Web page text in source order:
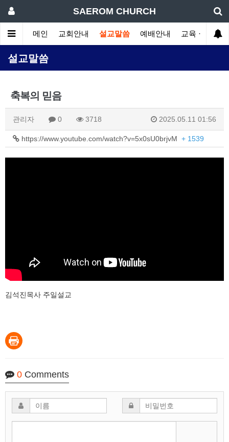
SAEROM CHURCH
메인 교회안내 설교말씀 예배안내 교육 · 훈련
설교말씀
축복의 믿음
관리자 0 3718 2025.05.11 01:56
https://www.youtube.com/watch?v=5x0sU0brjvM + 1539
김석진목사 주일설교
0 Comments